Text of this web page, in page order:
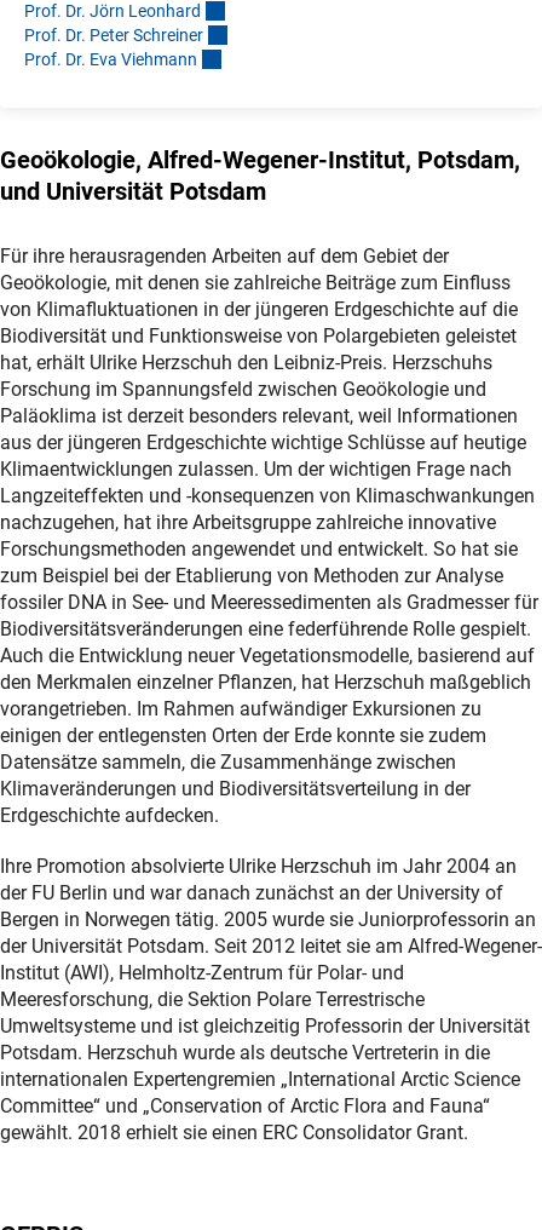
Prof. Dr. Jörn Leonhard
Prof. Dr. Peter Schreiner
Prof. Dr. Eva Viehmann
Geoökologie, Alfred-Wegener-Institut, Potsdam,
und Universität Potsdam
Für ihre herausragenden Arbeiten auf dem Gebiet der
Geoökologie, mit denen sie zahlreiche Beiträge zum Einfluss
von Klimafluktuationen in der jüngeren Erdgeschichte auf die
Biodiversität und Funktionsweise von Polargebieten geleistet
hat, erhält Ulrike Herzschuh den Leibniz-Preis. Herzschuhs
Forschung im Spannungsfeld zwischen Geoökologie und
Paläoklima ist derzeit besonders relevant, weil Informationen
aus der jüngeren Erdgeschichte wichtige Schlüsse auf heutige
Klimaentwicklungen zulassen. Um der wichtigen Frage nach
Langzeiteffekten und -konsequenzen von Klimaschwankungen
nachzugehen, hat ihre Arbeitsgruppe zahlreiche innovative
Forschungsmethoden angewendet und entwickelt. So hat sie
zum Beispiel bei der Etablierung von Methoden zur Analyse
fossiler DNA in See- und Meeressedimenten als Gradmesser für
Biodiversitätsveränderungen eine federführende Rolle gespielt.
Auch die Entwicklung neuer Vegetationsmodelle, basierend auf
den Merkmalen einzelner Pflanzen, hat Herzschuh maßgeblich
vorangetrieben. Im Rahmen aufwändiger Exkursionen zu
einigen der entlegensten Orten der Erde konnte sie zudem
Datensätze sammeln, die Zusammenhänge zwischen
Klimaveränderungen und Biodiversitätsverteilung in der
Erdgeschichte aufdecken.
Ihre Promotion absolvierte Ulrike Herzschuh im Jahr 2004 an
der FU Berlin und war danach zunächst an der University of
Bergen in Norwegen tätig. 2005 wurde sie Juniorprofessorin an
der Universität Potsdam. Seit 2012 leitet sie am Alfred-Wegener-
Institut (AWI), Helmholtz-Zentrum für Polar- und
Meeresforschung, die Sektion Polare Terrestrische
Umweltsysteme und ist gleichzeitig Professorin der Universität
Potsdam. Herzschuh wurde als deutsche Vertreterin in die
internationalen Expertengremien „International Arctic Science
Committee“ und „Conservation of Arctic Flora and Fauna“
gewählt. 2018 erhielt sie einen ERC Consolidator Grant.